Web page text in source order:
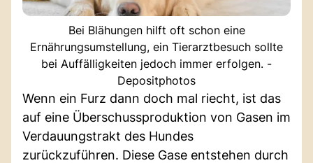
Bei Blähungen hilft oft schon eine
Ernährungsumstellung, ein Tierarztbesuch sollte
bei Auffälligkeiten jedoch immer erfolgen. -
Depositphotos
Wenn ein Furz dann doch mal riecht, ist das
auf eine Überschussproduktion von Gasen im
Verdauungstrakt des Hundes
zurückzuführen. Diese Gase entstehen durch